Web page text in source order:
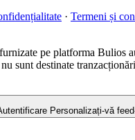
· Termeni și
pe platforma Bulios
sunt destinate
Personalizați-vă